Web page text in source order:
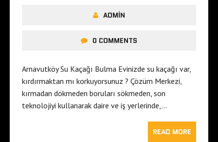
ADMIN
0 COMMENTS
Arnavutköy Su Kaçağı Bulma Evinizde su kaçağı var,
kırdırmaktan mı korkuyorsunuz ? Çözüm Merkezi,
kırmadan dökmeden boruları sökmeden, son
teknolojiyi kullanarak daire ve iş yerlerinde,…
READ MORE